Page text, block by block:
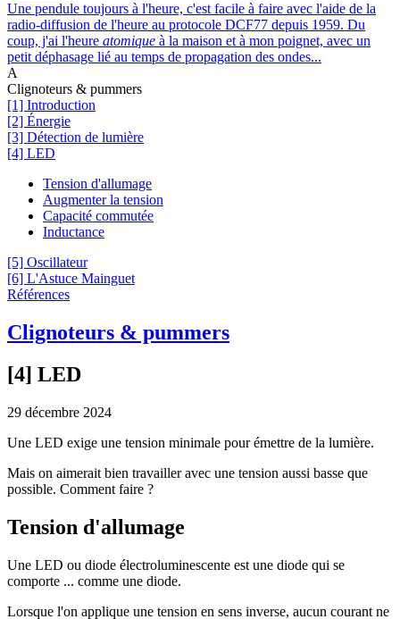
Une pendule toujours à l'heure, c'est facile à faire avec l'aide de la
radio-diffusion de l'heure au protocole DCF77 depuis 1959. Du
coup, j'ai l'heure atomique à la maison et à mon poignet, avec un
petit déphasage lié au temps de propagation des ondes...
A
Clignoteurs & pummers
[1] Introduction
[2] Énergie
[3] Détection de lumière
[4] LED
Tension d'allumage
Augmenter la tension
Capacité commutée
Inductance
[5] Oscillateur
[6] L'Astuce Mainguet
Références
Clignoteurs & pummers
[4] LED
29 décembre 2024
Une LED exige une tension minimale pour émettre de la lumière.
Mais on aimerait bien travailler avec une tension aussi basse que
possible. Comment faire ?
Tension d'allumage
Une LED ou diode électroluminescente est une diode qui se
comporte ... comme une diode.
Lorsque l'on applique une tension en sens inverse, aucun courant ne